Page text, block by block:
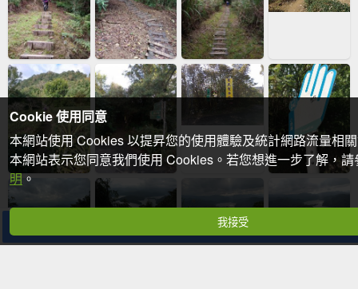
分享
Cookie 使用同意
本網站使用 Cookies 以提昇您的使用體驗及統計網路流量相
本網站表示您同意我們使用 Cookies。若您想進一步了解，
明。
我接受